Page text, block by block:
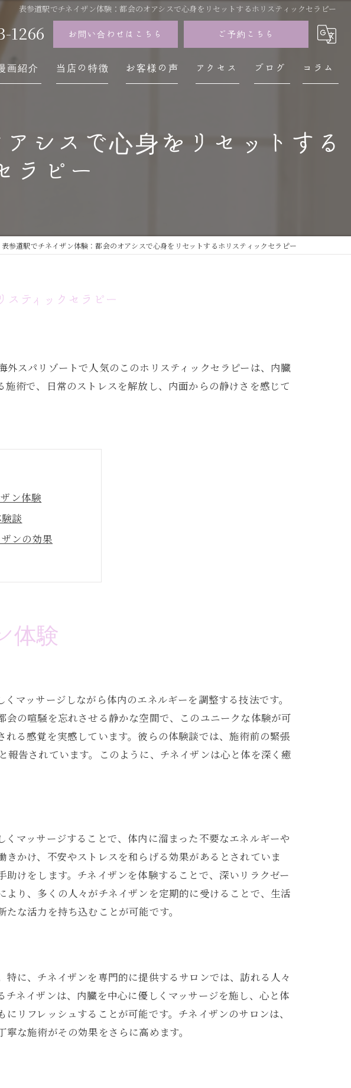
表参道駅でチネイザン体験：都会のオアシスで心身をリセットするホリスティックセラピー
1266 お問い合わせはこちら ご予約こちら
画紹介 当店の特徴
自律神経
ストレス
お客様の声 アクセス ブログ コラム
シスで心身をリセットする
ラピー
表参道駅でチネイザン体験：都会のオアシスで心身をリセットするホリスティックセラピー
ティックセラピー
スパリゾートで人気のこのホリスティックセラピーは、内臓
術で、日常のストレスを解放し、内面からの静けさを感じて
ン体験
談
ンの効果
チネイザン
ザンの魅力
放しよう
経の調整
イザン
のメカニズム
ンス改善
る
体験
法
ョンを実現
力
の特徴
を回復
癒し
験
ザンの効果
体験
マッサージしながら体内のエネルギーを調整する技法です。
の喧騒を忘れさせる静かな空間で、このユニークな体験が可
る感覚を実感しています。彼らの体験談では、施術前の緊張
告されています。このように、チネイザンは心と体を深く癒
マッサージすることで、体内に溜まった不要なエネルギーや
かけ、不安やストレスを和らげる効果があるとされていま
けをします。チネイザンを体験することで、深いリラクゼー
り、多くの人々がチネイザンを定期的に受けることで、生活
な活力を持ち込むことが可能です。
に、チネイザンを専門的に提供するサロンでは、訪れる人々
ネイザンは、内臓を中心に優しくマッサージを施し、心と体
リフレッシュすることが可能です。チネイザンのサロンは、
な施術がその効果をさらに高めます。